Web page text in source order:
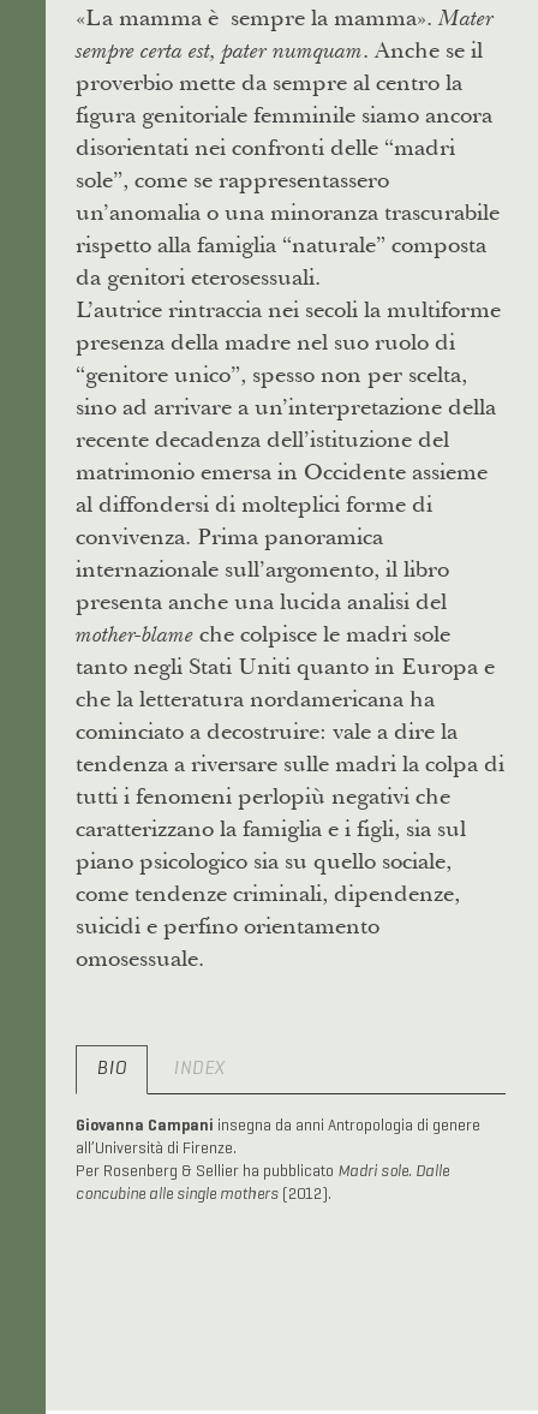
«La mamma è sempre la mamma».Mater
sempre certa est, pater numquam. Anche se il
proverbio mette da sempre al centro la
figura genitoriale femminile siamo ancora
disorientati nei confronti delle “madri
sole”, come se rappresentassero
un’anomalia o una minoranza trascurabile
rispetto alla famiglia “naturale” composta
da genitori eterosessuali.
L’autrice rintraccia nei secoli la multiforme
presenza della madre nel suo ruolo di
“genitore unico”, spesso non per scelta,
sino ad arrivare a un’interpretazione della
recente decadenza dell’istituzione del
matrimonio emersa in Occidente assieme
al diffondersi di molteplici forme di
convivenza. Prima panoramica
internazionale sull’argomento, il libro
presenta anche una lucida analisi del
mother-blame che colpisce le madri sole
tanto negli Stati Uniti quanto in Europa e
che la letteratura nordamericana ha
cominciato a decostruire: vale a dire la
tendenza a riversare sulle madri la colpa di
tutti i fenomeni perlopiù negativi che
caratterizzano la famiglia e i figli, sia sul
piano psicologico sia su quello sociale,
come tendenze criminali, dipendenze,
suicidi e perfino orientamento
omosessuale.
BIO INDEX
Giovanna Campani insegna da anni Antropologia di genere
all’Università di Firenze.
Per Rosenberg & Sellier ha pubblicato Madri sole. Dalle
concubine alle single mothers(2012).